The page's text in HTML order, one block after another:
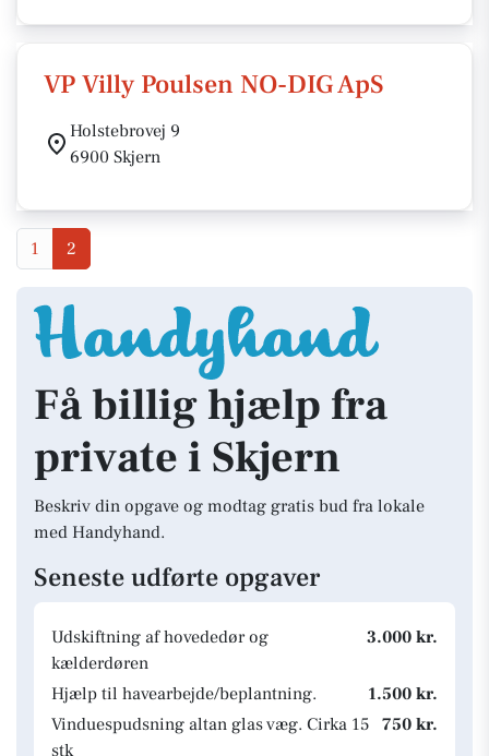
VP Villy Poulsen NO-DIG ApS
Holstebrovej 9
6900 Skjern
1 2
Få billig hjælp fra
private i Skjern
Beskriv din opgave og modtag gratis bud fra lokale
med Handyhand.
Seneste udførte opgaver
Udskiftning af hovededør og
kælderdøren
3.000 kr.
Hjælp til havearbejde/beplantning.
1.500 kr.
Vinduespudsning altan glas væg. Cirka 15
stk
750 kr.